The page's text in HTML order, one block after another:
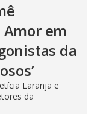
em
da
Laranja e
da